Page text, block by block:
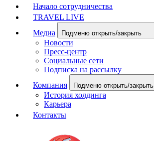
Начало сотрудничества
TRAVEL LIVE
Медиа
Подменю открыть/закрыть
Новости
Пресс-центр
Социальные сети
Подписка на рассылку
Компания
Подменю открыть/закрыть
История холдинга
Карьера
Контакты